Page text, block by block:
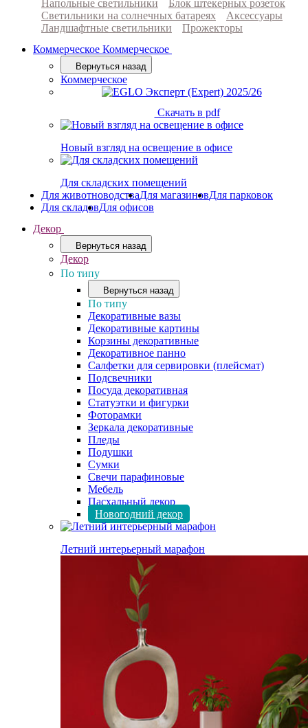
Напольные светильники
Блок штекерных розеток
Светильники на солнечных батареях
Аксессуары
Ландшафтные светильники
Прожекторы
Коммерческое Коммерческое
Вернуться назад
Коммерческое
Скачать в pdf
Новый взгляд на освещение в офисе
Для складских помещений
Для животноводстваДля магазиновДля парковок
Для складовДля офисов
Декор
Вернуться назад
Декор
По типу
Вернуться назад
По типу
Декоративные вазы
Декоративные картины
Корзины декоративные
Декоративное панно
Салфетки для сервировки (плейсмат)
Подсвечники
Посуда декоративная
Статуэтки и фигурки
Фоторамки
Зеркала декоративные
Пледы
Подушки
Сумки
Свечи парафиновые
Мебель
Пасхальный декор
Новогодний декор
Летний интерьерный марафон